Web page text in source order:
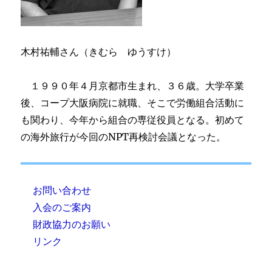
木村祐輔さん（きむら ゆうすけ）
１９９０年４月京都市生まれ、３６歳。大学卒業
後、コープ大阪病院に就職、そこで労働組合活動に
も関わり、今年から組合の専従役員となる。初めて
の海外旅行が今回のNPT再検討会議となった。
お問い合わせ
入会のご案内
財政協力のお願い
リンク